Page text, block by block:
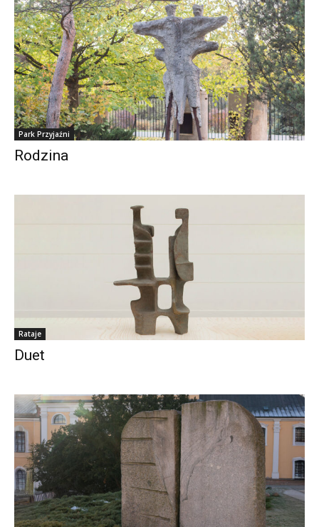
Park Przyjaźni
Rodzina
Rataje
Duet